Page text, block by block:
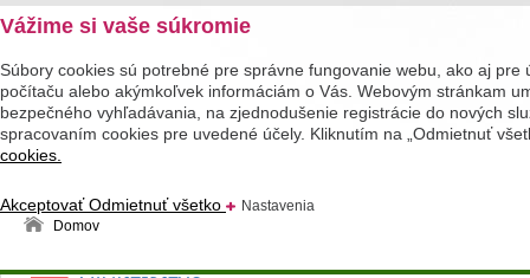
Vážime si vaše súkromie
Súbory cookies sú potrebné pre správne fungovanie webu, ako aj
počítaču alebo akýmkoľvek informáciám o Vás. Webovým stránkam
bezpečného vyhľadávania, na zjednodušenie registrácie do nových
spracovaním cookies pre uvedené účely. Kliknutím na „Odmietnuť
cookies.
AkceptovaťOdmietnuť všetko
Nastavenia
Domov